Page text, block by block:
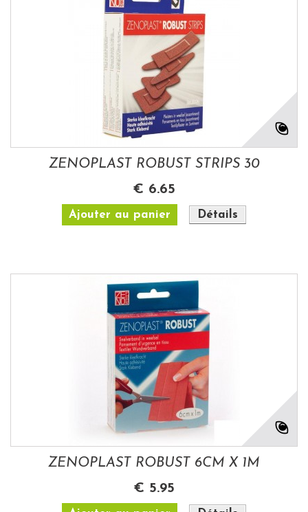
ZENOPLAST ROBUST STRIPS 30
€ 6.65
Ajouter au panier Détails
ZENOPLAST ROBUST 6CM X 1M
€ 5.95